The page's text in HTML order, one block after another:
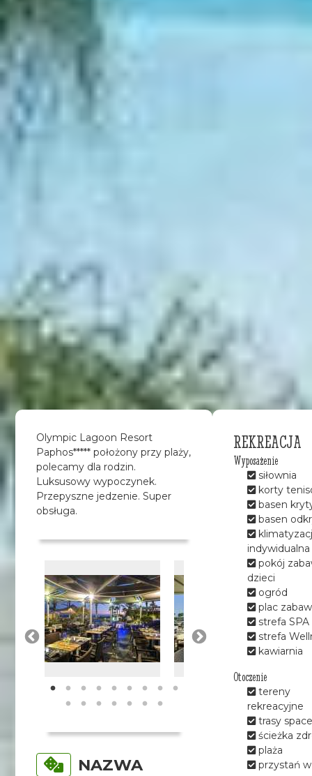
Olympic Lagoon Resort
Paphos***** położony przy plaży,
polecamy dla rodzin.
Luksusowy wypoczynek.
Przepyszne jedzenie. Super
obsługa.
NAZWA
REKREACJA
Wyposażenie
siłownia
korty
basen
basen
indywidualna
pokój
dzieci
ogród
plac zabaw
strefa SPA
strefa
kawiarnia
Otoczenie
tereny
rekreacyjne
trasy
ścieżka
plaża
przystań